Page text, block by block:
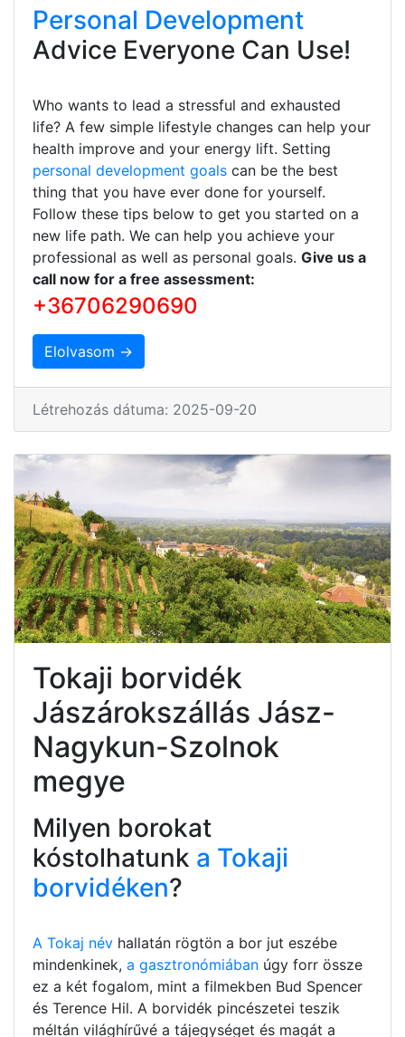
Personal Development
Advice Everyone Can Use!
Who wants to lead a stressful and exhausted
life? A few simple lifestyle changes can help your
health improve and your energy lift. Setting
personal development goals can be the best
thing that you have ever done for yourself.
Follow these tips below to get you started on a
new life path. We can help you achieve your
professional as well as personal goals. Give us a
call now for a free assessment:
+36706290690
Elolvasom →
Létrehozás dátuma: 2025-09-20
Tokaji borvidék
Jászárokszállás Jász-
Nagykun-Szolnok
megye
Milyen borokat
kóstolhatunk a Tokaji
borvidéken?
A Tokaj név hallatán rögtön a bor jut eszébe
mindenkinek, a gasztronómiában úgy forr össze
ez a két fogalom, mint a filmekben Bud Spencer
és Terence Hil. A borvidék pincészetei teszik
méltán világhírűvé a tájegységet és magát a